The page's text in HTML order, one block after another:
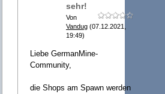
sehr!
Von
Vandug (07.12.2021,
19:49)
Liebe GermanMine-
Community,
die Shops am Spawn werden